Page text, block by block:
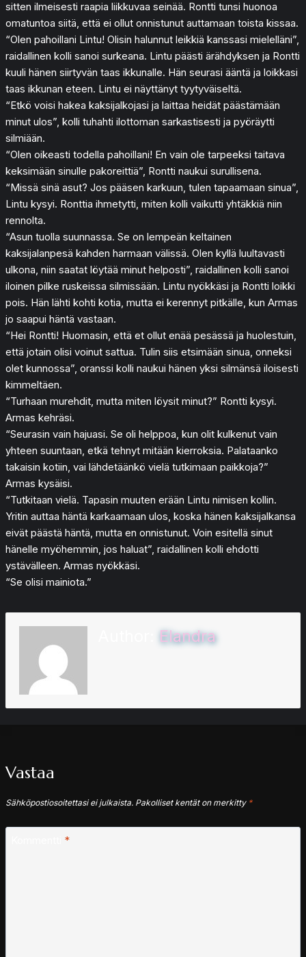
sitten ilmeisesti raapia liikkuvaa seinää. Rontti tunsi huonoa
omatuntoa siitä, että ei ollut onnistunut auttamaan toista kissaa.
“Olen pahoillani Lintu! Olisin halunnut leikkiä kanssasi mielelläni”,
raidallinen kolli sanoi surkeana. Lintu päästi ärähdyksen ja Rontti
kuuli hänen siirtyvän taas ikkunalle. Hän seurasi ääntä ja loikkasi
taas ikkunan eteen. Lintu ei näyttänyt tyytyväiseltä.
“Etkö voisi hakea kaksijalkojasi ja laittaa heidät päästämään
minut ulos”, kolli tuhahti ilottoman sarkastisesti ja pyöräytti
silmiään.
“Olen oikeasti todella pahoillani! En vain ole tarpeeksi taitava
keksimään sinulle pakoreittiä”, Rontti naukui surullisena.
“Missä sinä asut? Jos pääsen karkuun, tulen tapaamaan sinua”,
Lintu kysyi. Ronttia ihmetytti, miten kolli vaikutti yhtäkkiä niin
rennolta.
“Asun tuolla suunnassa. Se on lempeän keltainen
kaksijalanpesä kahden harmaan välissä. Olen kyllä luultavasti
ulkona, niin saatat löytää minut helposti”, raidallinen kolli sanoi
iloinen pilke ruskeissa silmissään. Lintu nyökkäsi ja Rontti loikki
pois. Hän lähti kohti kotia, mutta ei kerennyt pitkälle, kun Armas
jo saapui häntä vastaan.
“Hei Rontti! Huomasin, että et ollut enää pesässä ja huolestuin,
että jotain olisi voinut sattua. Tulin siis etsimään sinua, onneksi
olet kunnossa”, oranssi kolli naukui hänen yksi silmänsä iloisesti
kimmeltäen.
“Turhaan murehdit, mutta miten löysit minut?” Rontti kysyi.
Armas kehräsi.
“Seurasin vain hajuasi. Se oli helppoa, kun olit kulkenut vain
yhteen suuntaan, etkä tehnyt mitään kierroksia. Palataanko
takaisin kotiin, vai lähdetäänkö vielä tutkimaan paikkoja?”
Armas kysäisi.
“Tutkitaan vielä. Tapasin muuten erään Lintu nimisen kollin.
Yritin auttaa häntä karkaamaan ulos, koska hänen kaksijalkansa
eivät päästä häntä, mutta en onnistunut. Voin esitellä sinut
hänelle myöhemmin, jos haluat”, raidallinen kolli ehdotti
ystävälleen. Armas nyökkäsi.
“Se olisi mainiota.”
Elandra
Vastaa
Sähköpostiosoitettasi ei julkaista. Pakolliset kentät on merkitty *
*